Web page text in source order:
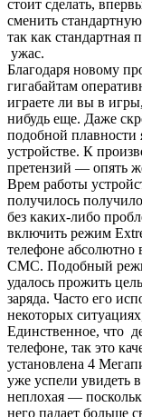
стоит сделать,
сменить
так как стандартная
ужас.
Благодаря новому
гигабайтам
играете ли вы в
нибудь еще. Даже
подобной
устройстве. К
претензий — опять
Врем работы
получилось
без каких-либо
включить режим
телефоне абсолютно
СМС. Подобный
удалось прожить
заряда. Часто его
некоторых
Единственное, что
телефоне, так это
установлена 4
уже успели увидеть
неплохая —
него падает больше